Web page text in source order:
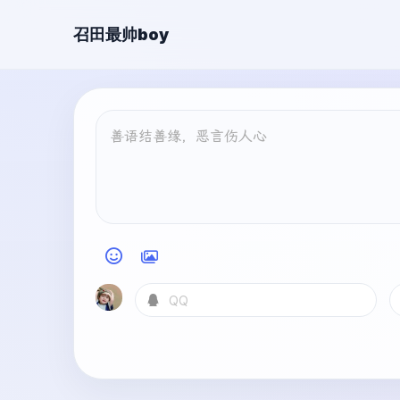
召田最帅boy